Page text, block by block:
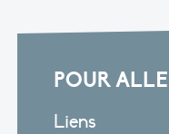
POUR
Liens